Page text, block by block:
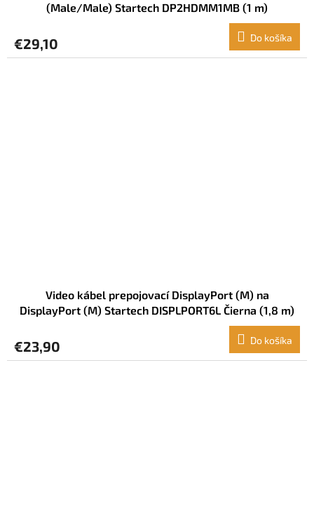
(Male/Male) Startech DP2HDMM1MB (1 m)
€29,10 Do košíka
Video kábel prepojovací DisplayPort (M) na
DisplayPort (M) Startech DISPLPORT6L Čierna (1,8 m)
€23,90 Do košíka